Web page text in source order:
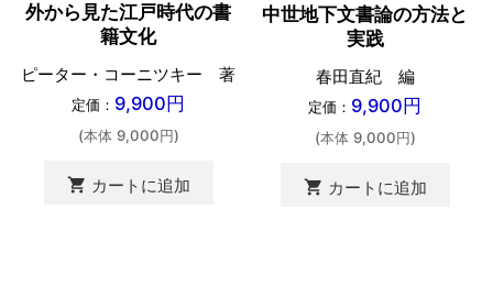
外から見た江戸時代の書
籍文化
ピーター・コーニツキー 著
定価： 9,900円
(本体 9,000円)
shopping_cart カートに追加
中世地下文書論の方法と
実践
春田直紀 編
定価： 9,900円
(本体 9,000円)
shopping_cart カートに追加